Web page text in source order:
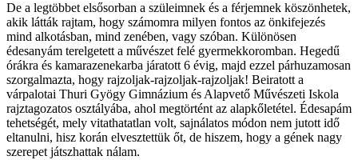
De a legtöbbet elsősorban a szüleimnek és a férjemnek köszönhetek,
akik látták rajtam, hogy számomra milyen fontos az önkifejezés
mind alkotásban, mind zenében, vagy szóban. Különösen
édesanyám terelgetett a művészet felé gyermekkoromban. Hegedű
órákra és kamarazenekarba járatott 6 évig, majd ezzel párhuzamosan
szorgalmazta, hogy rajzoljak-rajzoljak-rajzoljak! Beiratott a
várpalotai Thuri Gyögy Gimnázium és Alapvető Művészeti Iskola
rajztagozatos osztályába, ahol megtörtént az alapkőletétel. Édesapám
tehetségét, mely vitathatatlan volt, sajnálatos módon nem jutott idő
eltanulni, hisz korán elvesztettük őt, de hiszem, hogy a gének nagy
szerepet játszhattak nálam.